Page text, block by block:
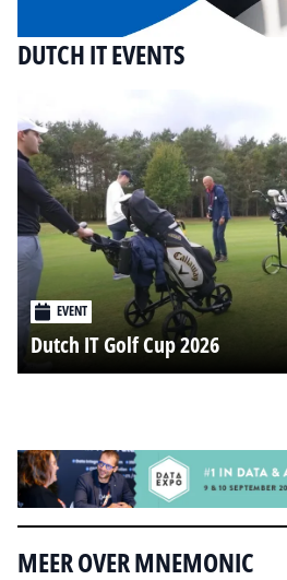
DUTCH IT EVENTS
EVENT
Dutch IT Golf Cup 2026
MEER OVER MNEMONIC